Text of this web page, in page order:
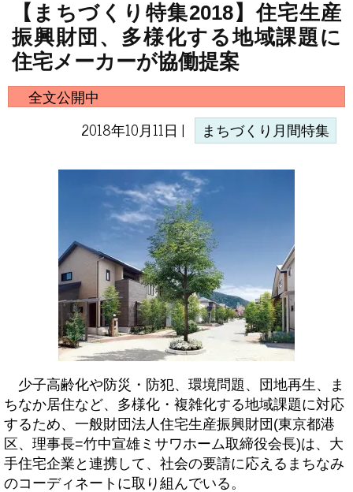
【まちづくり特集2018】住宅生産
振興財団、多様化する地域課題に
住宅メーカーが協働提案
全文公開中
2018年10月11日 |
まちづくり月間特集
少子高齢化や防災・防犯、環境問題、団地再生、ま
ちなか居住など、多様化・複雑化する地域課題に対応
するため、一般財団法人住宅生産振興財団(東京都港
区、理事長=竹中宣雄ミサワホーム取締役会長)は、大
手住宅企業と連携して、社会の要請に応えるまちなみ
のコーディネートに取り組んでいる。